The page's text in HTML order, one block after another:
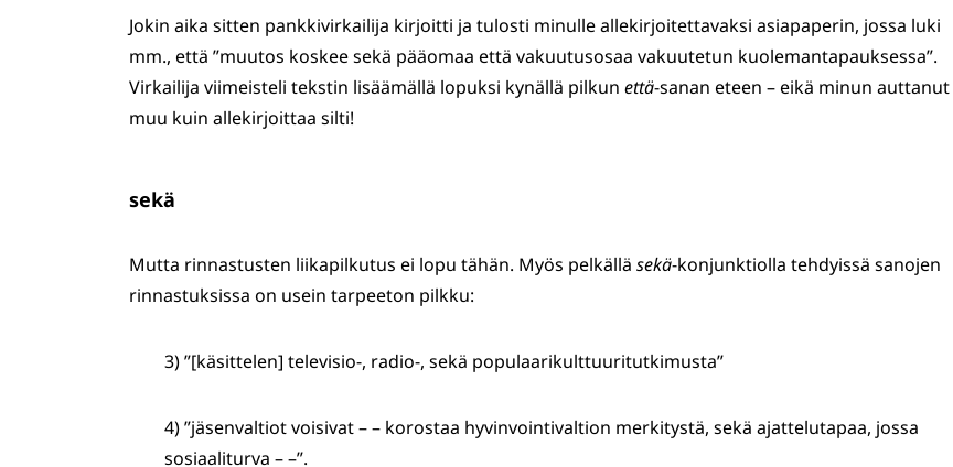
Jokin aika sitten pankkivirkailija kirjoitti ja tulosti minulle allekirjoitettavaksi asiapaperin, jossa luki
mm., että ”muutos koskee sekä pääomaa että vakuutusosaa vakuutetun kuolemantapauksessa”.
Virkailija viimeisteli tekstin lisäämällä lopuksi kynällä pilkun että-sanan eteen – eikä minun auttanut
muu kuin allekirjoittaa silti!
sekä
Mutta rinnastusten liikapilkutus ei lopu tähän. Myös pelkällä sekä-konjunktiolla tehdyissä sanojen
rinnastuksissa on usein tarpeeton pilkku:
3) ”[käsittelen] televisio-, radio-, sekä populaarikulttuuritutkimusta”
4) ”jäsenvaltiot voisivat – – korostaa hyvinvointivaltion merkitystä, sekä ajattelutapaa, jossa
sosiaaliturva – –”.